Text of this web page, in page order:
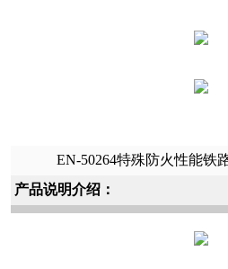
EN-50264特殊防火性能铁
产品说明介绍：